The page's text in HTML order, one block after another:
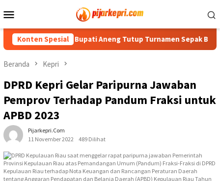
ke
Mobile
Konten SpesialBupati Aneng Tutup Turnamen Sepak Bola
Beranda Kepri
DPRD Kepri Gelar Paripurna Jawaban
Pemprov Terhadap Pandum Fraksi untuk
APBD 2023
Pijarkepri.com
11 November 2022
489 Dilihat